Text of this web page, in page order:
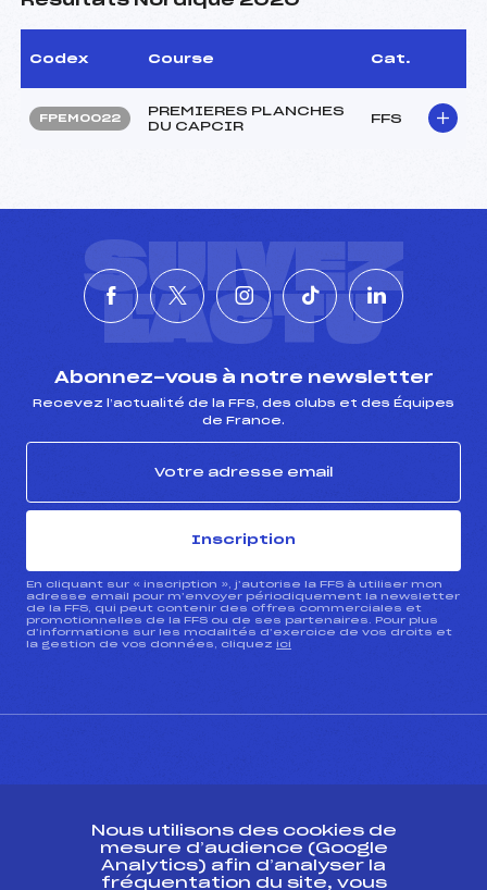
Codex Course Cat.
FPEM0022
PREMIERES PLANCHES
DU CAPCIR
FFS
SUIVEZ
L'ACTU
Abonnez-vous à notre newsletter
Recevez l’actualité de la FFS, des clubs et des Équipes
de France.
Inscription
En cliquant sur « inscription », j’autorise la FFS à utiliser mon
adresse email pour m’envoyer périodiquement la newsletter
de la FFS, qui peut contenir des offres commerciales et
promotionnelles de la FFS ou de ses partenaires. Pour plus
d’informations sur les modalités d’exercice de vos droits et
la gestion de vos données, cliquez ici
ESPACE PRESSE
Nous utilisons des cookies de
mesure d’audience (Google
Analytics) afin d’analyser la
fréquentation du site, vous